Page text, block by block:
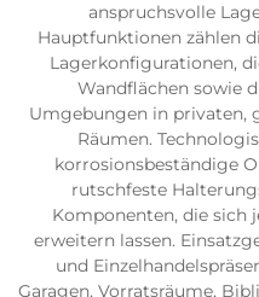
anspruchsvolle
Hauptfunktionen zählen
Lagerkonfigurationen,
Wandflächen sowie
Umgebungen in privaten,
Räumen.
korrosionsbeständige
rutschfeste
Komponenten, die sich
erweitern lassen.
und
Garagen, Vorratsräume,